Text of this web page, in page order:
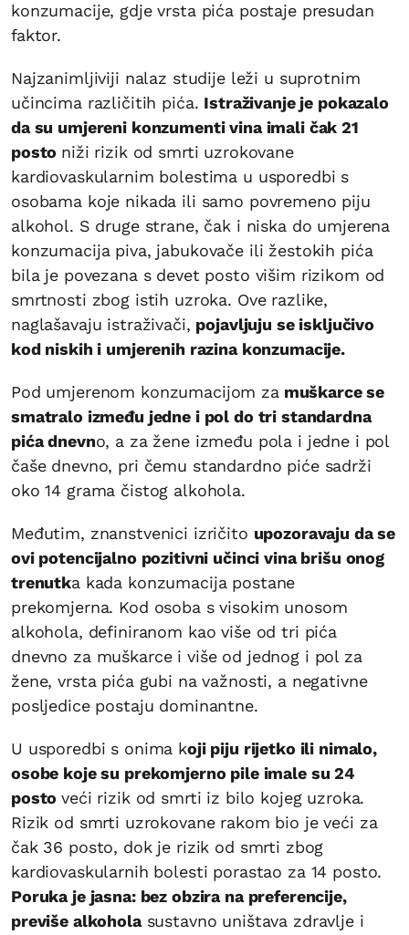
konzumacije, gdje vrsta pića postaje presudan
faktor.
Najzanimljiviji nalaz studije leži u suprotnim
učincima različitih pića. Istraživanje je pokazalo
da su umjereni konzumenti vina imali čak 21
posto niži rizik od smrti uzrokovane
kardiovaskularnim bolestima u usporedbi s
osobama koje nikada ili samo povremeno piju
alkohol. S druge strane, čak i niska do umjerena
konzumacija piva, jabukovače ili žestokih pića
bila je povezana s devet posto višim rizikom od
smrtnosti zbog istih uzroka. Ove razlike,
naglašavaju istraživači, pojavljuju se isključivo
kod niskih i umjerenih razina konzumacije.
Pod umjerenom konzumacijom zamuškarce se
smatralo između jedne i pol do tri standardna
pića dnevno, a za žene između pola i jedne i pol
čaše dnevno, pri čemu standardno piće sadrži
oko 14 grama čistog alkohola.
Međutim, znanstvenici izričito upozoravaju da se
ovi potencijalno pozitivni učinci vina brišu onog
trenutka kada konzumacija postane
prekomjerna. Kod osoba s visokim unosom
alkohola, definiranom kao više od tri pića
dnevno za muškarce i više od jednog i pol za
žene, vrsta pića gubi na važnosti, a negativne
posljedice postaju dominantne.
U usporedbi s onima koji piju rijetko ili nimalo,
osobe koje su prekomjerno pile imale su 24
postoveći rizik od smrti iz bilo kojeg uzroka.
Rizik od smrti uzrokovane rakom bio je veći za
čak 36 posto, dok je rizik od smrti zbog
kardiovaskularnih bolesti porastao za 14 posto.
Poruka je jasna: bez obzira na preferencije,
previše alkoholasustavno uništava zdravlje i